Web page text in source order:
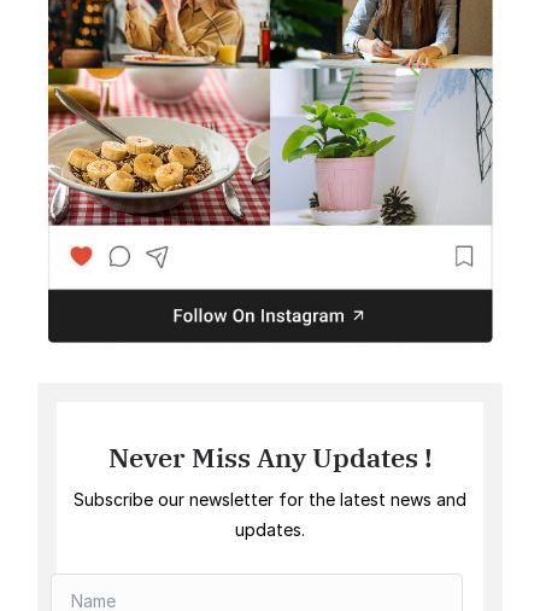
Never Miss Any Updates !
Subscribe our newsletter for the latest news and
updates.